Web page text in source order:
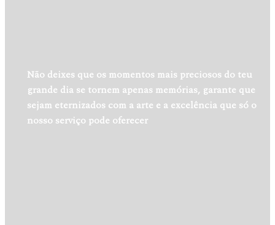
Não deixes que os momentos mais preciosos do teu
grande dia se tornem apenas memórias, garante que
sejam eternizados com a arte e a excelência que só o
nosso serviço pode oferecer